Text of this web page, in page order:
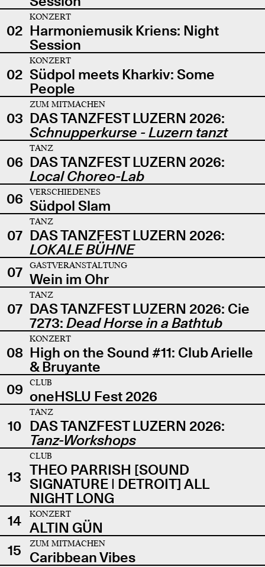
02
KONZERT
Harmoniemusik Kriens: Night
Session
02
KONZERT
Südpol meets Kharkiv: Some
People
03
ZUM MITMACHEN
DAS TANZFEST LUZERN 2026:
Schnupperkurse - Luzern tanzt
06
TANZ
DAS TANZFEST LUZERN 2026:
Local Choreo-Lab
06
VERSCHIEDENES
Südpol Slam
07
TANZ
DAS TANZFEST LUZERN 2026:
LOKALE BÜHNE
07
GASTVERANSTALTUNG
Wein im Ohr
07
TANZ
DAS TANZFEST LUZERN 2026: Cie
7273: Dead Horse in a Bathtub
08
KONZERT
High on the Sound #11: Club Arielle
& Bruyante
09
CLUB
oneHSLU Fest 2026
10
TANZ
DAS TANZFEST LUZERN 2026:
Tanz-Workshops
13
CLUB
THEO PARRISH [SOUND
SIGNATURE | DETROIT] ALL
NIGHT LONG
14
KONZERT
ALTIN GÜN
15
ZUM MITMACHEN
Caribbean Vibes